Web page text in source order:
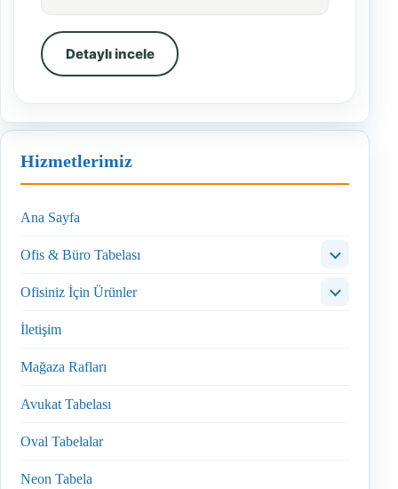
Hizmetlerimiz
Ana Sayfa
Ofis & Büro Tabelası
Ofisiniz İçin Ürünler
İletişim
Mağaza Rafları
Avukat Tabelası
Oval Tabelalar
Neon Tabela
Detaylı incele